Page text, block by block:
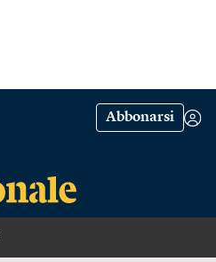
Abbonarsi